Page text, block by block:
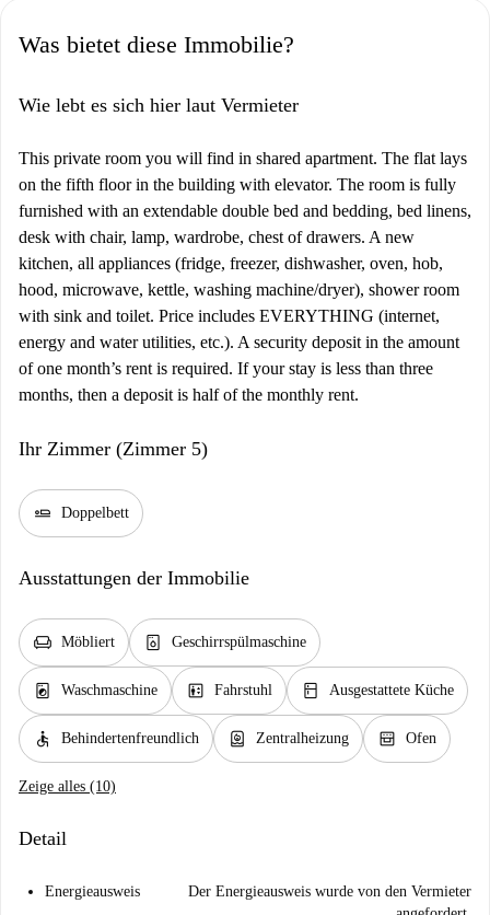
Was bietet diese Immobilie?
Wie lebt es sich hier laut Vermieter
This private room you will find in shared apartment. The flat lays
on the fifth floor in the building with elevator. The room is fully
furnished with an extendable double bed and bedding, bed linens,
desk with chair, lamp, wardrobe, chest of drawers. A new
kitchen, all appliances (fridge, freezer, dishwasher, oven, hob,
hood, microwave, kettle, washing machine/dryer), shower room
with sink and toilet. Price includes EVERYTHING (internet,
energy and water utilities, etc.). A security deposit in the amount
of one month’s rent is required. If your stay is less than three
months, then a deposit is half of the monthly rent.
Ihr Zimmer (Zimmer 5)
airline_seat_flat Doppelbett
Ausstattungen der Immobilie
chair Möbliert dishwasher_gen Geschirrspülmaschine
local_laundry_service Waschmaschine elevator Fahrstuhl kitchen Ausgestattete Küche
accessible Behindertenfreundlich water_heater Zentralheizung oven_gen Ofen
Zeige alles (10)
Detail
Energieausweis
Der Energieausweis wurde von den Vermieter